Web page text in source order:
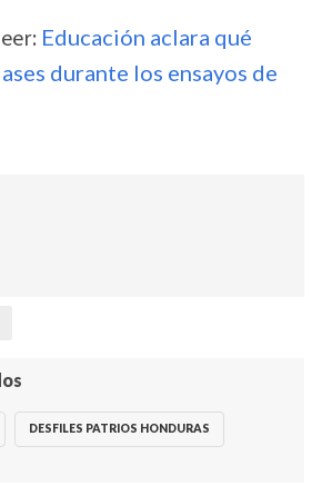
Educación aclara qué
durante los ensayos de
DESFILES PATRIOS HONDURAS